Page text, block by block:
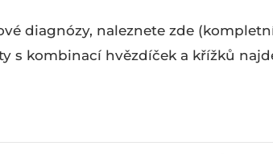
diagnózy, naleznete zde
s kombinací hvězdíček a křížků